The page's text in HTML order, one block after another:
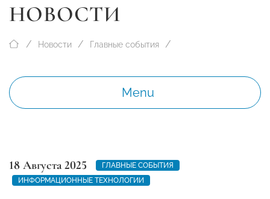
НОВОСТИ
Новости Главные события
Menu
18 Августа 2025
ГЛАВНЫЕ СОБЫТИЯ
ИНФОРМАЦИОННЫЕ ТЕХНОЛОГИИ